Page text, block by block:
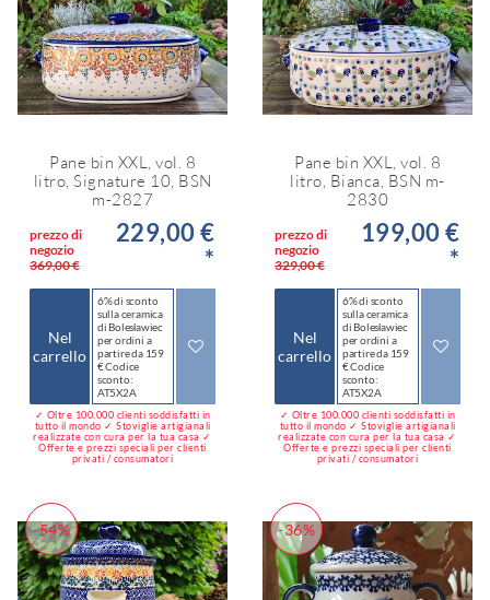
Pane bin XXL, vol. 8
litro, Signature 10, BSN
m-2827
prezzo di
negozio
369,00 €
229,00 €
*
Nel
carrello
6% di sconto
sulla ceramica
di Bolesławiec
per ordini a
partire da 159
€ Codice
sconto:
AT5X2A
✓ Oltre 100.000 clienti soddisfatti in
tutto il mondo ✓ Stoviglie artigianali
realizzate con cura per la tua casa ✓
Offerte e prezzi speciali per clienti
privati / consumatori
Pane bin XXL, vol. 8
litro, Bianca, BSN m-
2830
prezzo di
negozio
329,00 €
199,00 €
*
Nel
carrello
6% di sconto
sulla ceramica
di Bolesławiec
per ordini a
partire da 159
€ Codice
sconto:
AT5X2A
✓ Oltre 100.000 clienti soddisfatti in
tutto il mondo ✓ Stoviglie artigianali
realizzate con cura per la tua casa ✓
Offerte e prezzi speciali per clienti
privati / consumatori
-54% -36%